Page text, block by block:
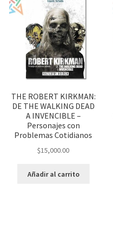
THE ROBERT KIRKMAN:
DE THE WALKING DEAD
A INVENCIBLE –
Personajes con
Problemas Cotidianos
$15,000.00
Añadir al carrito